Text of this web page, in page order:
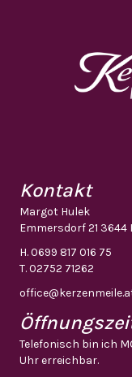
Kontakt
Margot Hulek
Emmersdorf 21
H.0699 817 016 75
T.02752 71262
Telefonisch bin ich
Uhr erreichbar.